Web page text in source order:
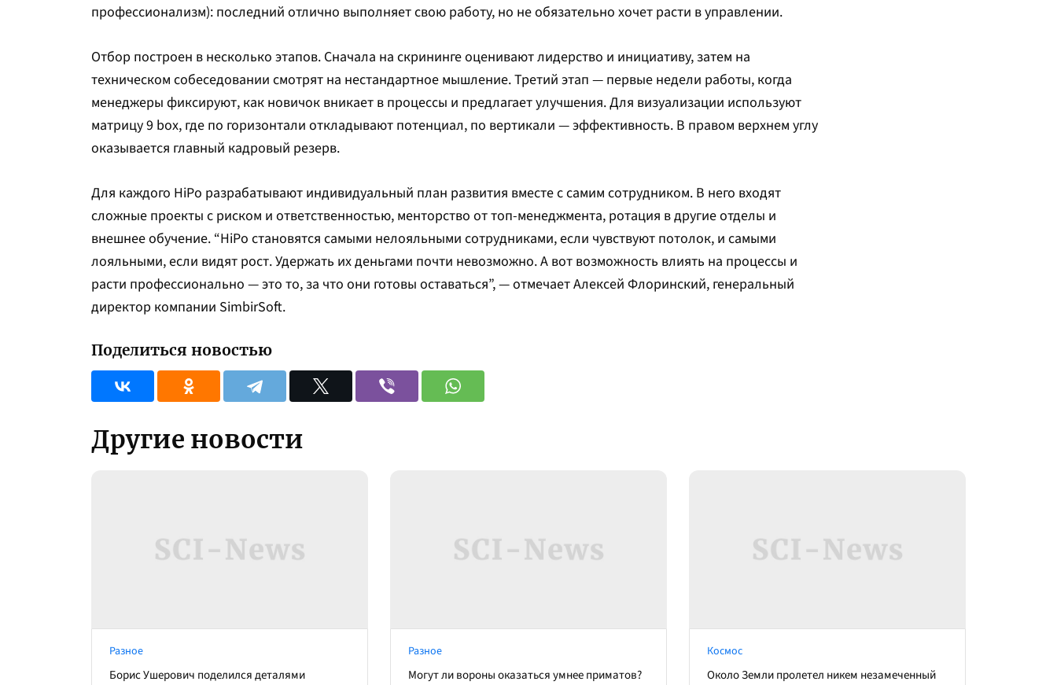
профессионализм): последний отлично выполняет свою работу, но не обязательно хочет расти в управлении.
Отбор построен в несколько этапов. Сначала на скрининге оценивают лидерство и инициативу, затем на
техническом собеседовании смотрят на нестандартное мышление. Третий этап — первые недели работы, когда
менеджеры фиксируют, как новичок вникает в процессы и предлагает улучшения. Для визуализации используют
матрицу 9 box, где по горизонтали откладывают потенциал, по вертикали — эффективность. В правом верхнем углу
оказывается главный кадровый резерв.
Для каждого HiPo разрабатывают индивидуальный план развития вместе с самим сотрудником. В него входят
сложные проекты с риском и ответственностью, менторство от топ-менеджмента, ротация в другие отделы и
внешнее обучение. “HiPo становятся самыми нелояльными сотрудниками, если чувствуют потолок, и самыми
лояльными, если видят рост. Удержать их деньгами почти невозможно. А вот возможность влиять на процессы и
расти профессионально — это то, за что они готовы оставаться”, — отмечает Алексей Флоринский, генеральный
директор компании SimbirSoft.
Поделиться новостью
Другие новости
Разное
Борис Ушерович поделился деталями
Разное
Могут ли вороны оказаться умнее приматов?
Космос
Около Земли пролетел никем незамеченный